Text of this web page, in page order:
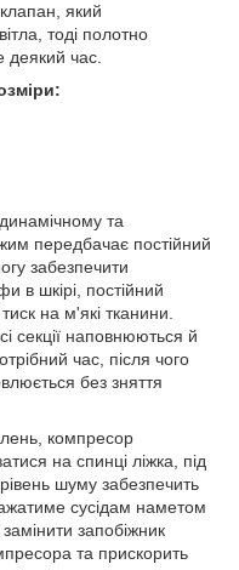
який
тоді полотно
деякий час.
та
передбачає постійний
забезпечити
в шкірі, постійний
на м'які тканини.
секції наповнюються й
час, після чого
без зняття
компресор
на спинці ліжка, під
шуму забезпечить
сусідам наметом
запобіжник
та прискорить